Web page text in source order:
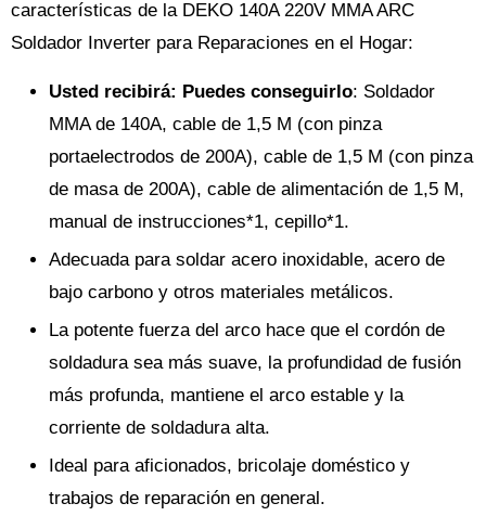
características de la DEKO 140A 220V MMA ARC
Soldador Inverter para Reparaciones en el Hogar:
Usted recibirá: Puedes conseguirlo: Soldador
MMA de 140A, cable de 1,5 M (con pinza
portaelectrodos de 200A), cable de 1,5 M (con pinza
de masa de 200A), cable de alimentación de 1,5 M,
manual de instrucciones*1, cepillo*1.
Adecuada para soldar acero inoxidable, acero de
bajo carbono y otros materiales metálicos.
La potente fuerza del arco hace que el cordón de
soldadura sea más suave, la profundidad de fusión
más profunda, mantiene el arco estable y la
corriente de soldadura alta.
Ideal para aficionados, bricolaje doméstico y
trabajos de reparación en general.